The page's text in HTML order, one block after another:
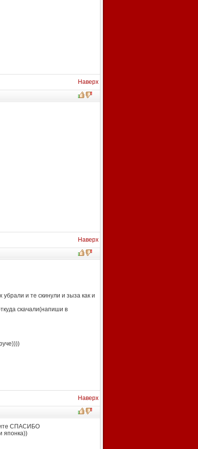
Наверх
Наверх
и те скинули и зыза как и
скачали(напиши в
Наверх
СПАСИБО
японка))